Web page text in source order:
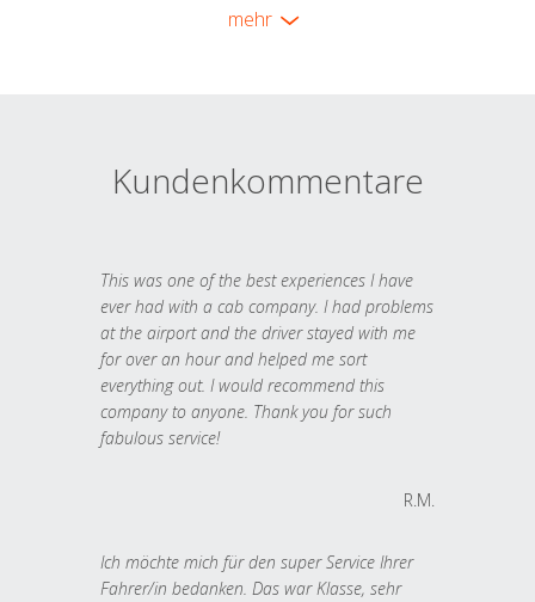
mehr
Kundenkommentare
This was one of the best experiences I have
ever had with a cab company. I had problems
at the airport and the driver stayed with me
for over an hour and helped me sort
everything out. I would recommend this
company to anyone. Thank you for such
fabulous service!
R.M.
Ich möchte mich für den super Service Ihrer
Fahrer/in bedanken. Das war Klasse, sehr